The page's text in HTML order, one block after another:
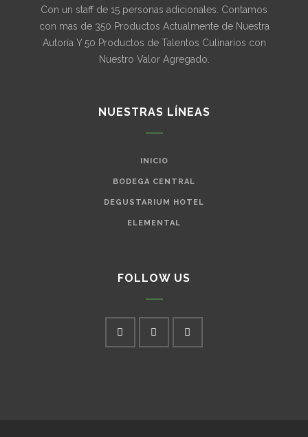
Con un staff de 15 personas adicionales. Contamos
con mas de 350 Productos Actualmente de Nuestra
Autoría Y 50 Productos de Talentos Culinarios con
Nuestro Valor Agregado.
NUESTRAS LÍNEAS
INICIO
BODEGA CENTRAL
DEGUSTARIUM HOTEL
ELEMENTAL
FOLLOW US